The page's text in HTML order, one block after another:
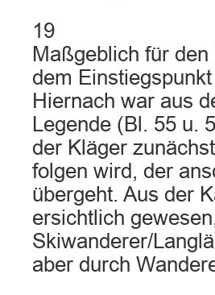
19
Maßgeblich für
dem
Hiernach war aus
Legende (Bl. 55 u.
der Kläger
folgen wird, der
übergeht. Aus der
ersichtlich
Skiwanderer/
aber durch